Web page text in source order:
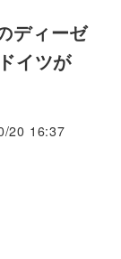
ディーゼ
イツが
20 16:37